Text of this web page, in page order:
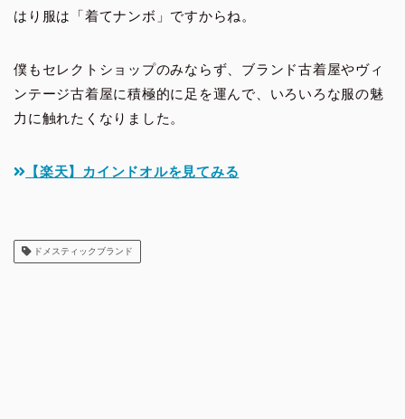
はり服は「着てナンボ」ですからね。
僕もセレクトショップのみならず、ブランド古着屋やヴィ
ンテージ古着屋に積極的に足を運んで、いろいろな服の魅
力に触れたくなりました。
【楽天】カインドオルを見てみる
ドメスティックブランド